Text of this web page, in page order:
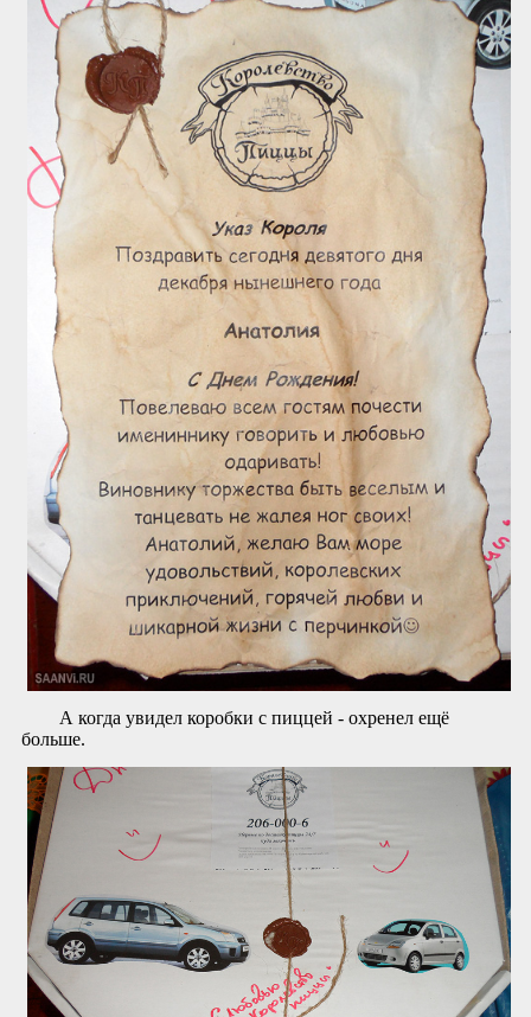
А когда увидел коробки с пиццей - охренел ещё
больше.